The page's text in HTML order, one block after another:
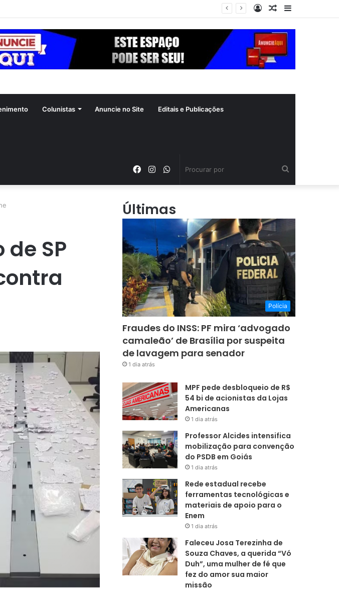
para convenção do PSDB em Goiás
Barra
Artigo
Entrar
Colunistas Anuncie no Site Editais e Publicações
WhatsApp
Instagram
Facebook
SP
Últimas
Polícia
Fraudes do INSS: PF mira ‘advogado
camaleão’ de Brasília por suspeita
de lavagem para senador
1 dia atrás
MPF pede desbloqueio de R$
54 bi de acionistas da Lojas
Americanas
1 dia atrás
Professor Alcides intensifica
mobilização para convenção
do PSDB em Goiás
1 dia atrás
Rede estadual recebe
ferramentas tecnológicas e
materiais de apoio para o
Enem
1 dia atrás
Faleceu Josa Terezinha de
Souza Chaves, a querida “Vó
Duh”, uma mulher de fé que
fez do amor sua maior
missão